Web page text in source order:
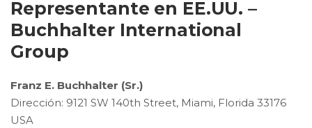
Representante en EE.UU. –
Buchhalter International
Group
Franz E. Buchhalter (Sr.)
Dirección: 9121 SW 140th Street, Miami, Florida 33176
USA